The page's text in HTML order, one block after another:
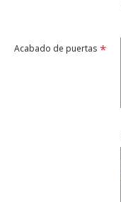
Acabado de puertas